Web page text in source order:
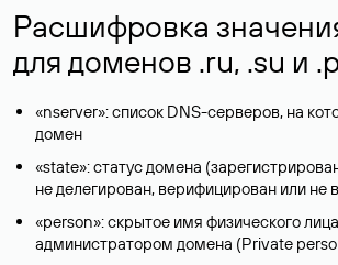
Расшифровка
для доменов .ru, .su и
«nserver»: список DNS-серверов, на
домен
«state»: статус домена
не делегирован, верифицирован или не
«person»: скрытое имя физического
администратором домена (Privatе